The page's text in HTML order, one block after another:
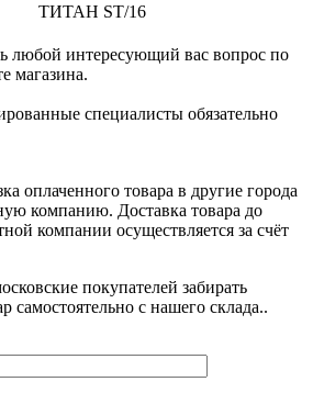
TИТАН ST/16
любой интересующий вас вопрос по
магазина.
специалисты обязательно
оплаченного товара в другие города
компанию. Доставка товара до
компании осуществляется за счёт
покупателей забирать
самостоятельно с нашего склада..